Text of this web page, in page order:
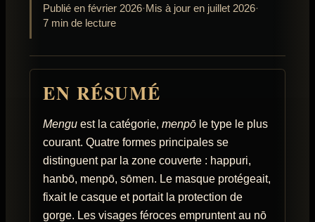
Publié en février 2026·Mis à jour en juillet 2026·
7 min de lecture
EN RÉSUMÉ
Mengu est la catégorie, menpō le type le plus
courant. Quatre formes principales se
distinguent par la zone couverte : happuri,
hanbō, menpō, sōmen. Le masque protégeait,
fixait le casque et portait la protection de
gorge. Les visages féroces empruntent au nō